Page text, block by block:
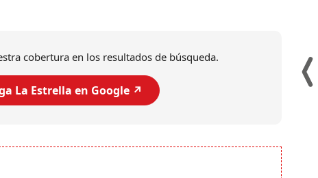
cobertura en los resultados de búsqueda.
La Estrella en Google ↗️